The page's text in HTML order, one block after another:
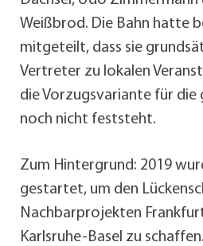
Weißbrod. Die Bahn hatte
mitgeteilt, dass sie
Vertreter zu lokalen
die Vorzugsvariante für die
noch nicht feststeht.
Zum Hintergrund: 2019
gestartet, um den
Nachbarprojekten
Karlsruhe-Basel zu